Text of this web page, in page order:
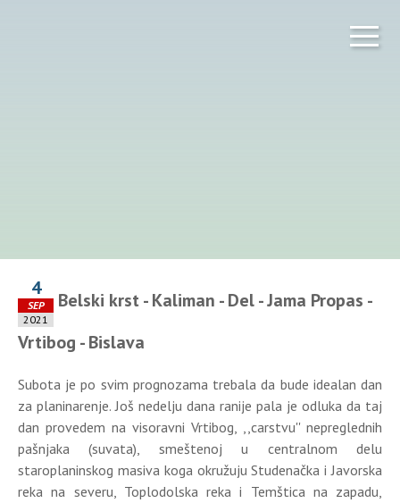
4
SEP
2021
Belski krst - Kaliman - Del - Jama Propas -
Vrtibog - Bislava
Subota je po svim prognozama trebala da bude idealan dan
za planinarenje. Još nedelju dana ranije pala je odluka da taj
dan provedem na visoravni Vrtibog, ,,carstvu'' nepreglednih
pašnjaka (suvata), smeštenoj u centralnom delu
staroplaninskog masiva koga okružuju Studenačka i Javorska
reka na severu, Toplodolska reka i Temštica na zapadu,